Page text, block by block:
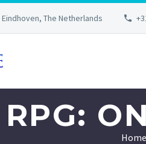
The Netherlands
RPG:
Home